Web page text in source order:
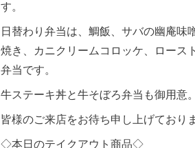
す。
日替わり弁当は、鯛飯、サバの幽庵味
焼き、カニクリームコロッケ、ロース
弁当です。
牛ステーキ丼と牛そぼろ弁当も御用意。
皆様のご来店をお待ち申し上げており
◇本日のテイクアウト商品◇